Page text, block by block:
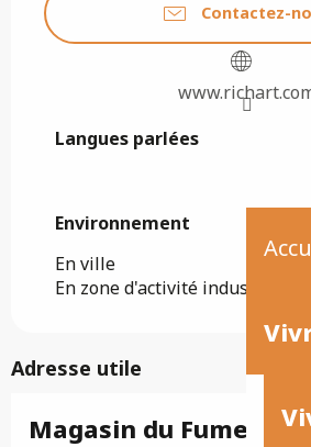
Contactez-
Langues parlées
Langues parlées
Environnement
Environnement
En ville
En zone d'activité industrielle/
Adresse utile
Magasin du Fumet